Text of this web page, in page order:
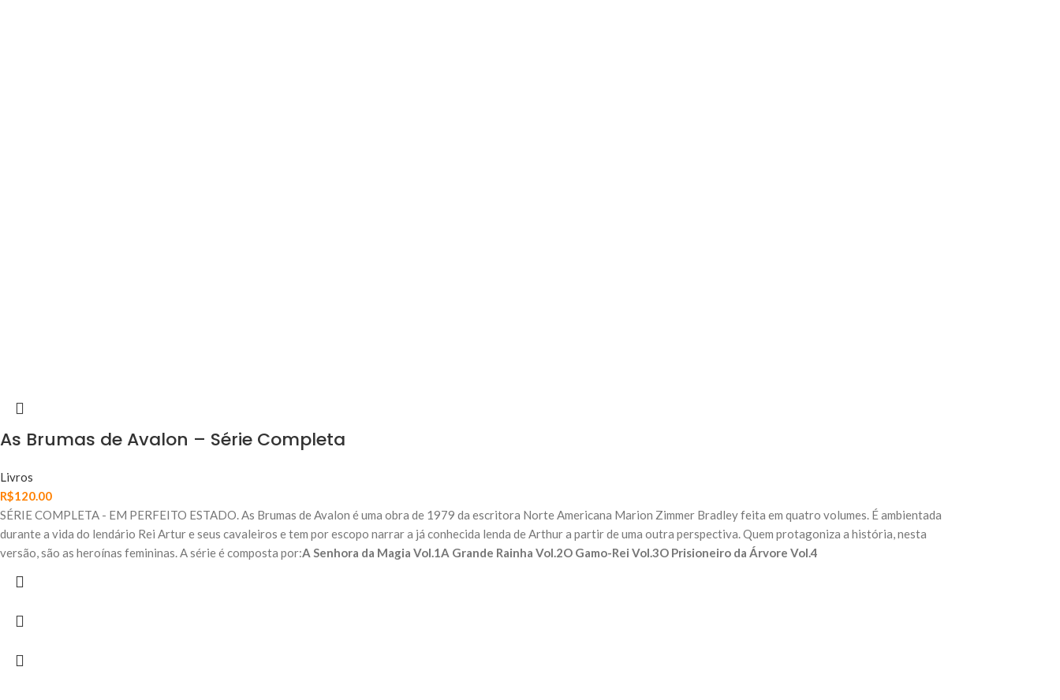
As Brumas de Avalon – Série Completa
Livros
R$120.00
SÉRIE COMPLETA - EM PERFEITO ESTADO. As Brumas de Avalon é uma obra de 1979 da escritora Norte Americana Marion Zimmer Bradley feita em quatro volumes. É ambientada
durante a vida do lendário Rei Artur e seus cavaleiros e tem por escopo narrar a já conhecida lenda de Arthur a partir de uma outra perspectiva. Quem protagoniza a história, nesta
versão, são as heroínas femininas. A série é composta por:A Senhora da Magia Vol.1A Grande Rainha Vol.2O Gamo-Rei Vol.3O Prisioneiro da Árvore Vol.4